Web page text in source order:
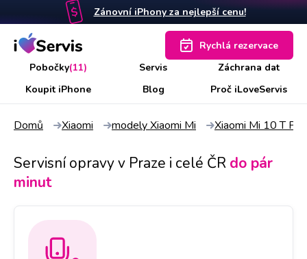
Zánovní iPhony za nejlepší cenu!
Pobočky(11) Servis
Záchrana dat
Koupit iPhone
Blog Proč iLoveServis
Rychlá rezervace
Domů Xiaomi modely Xiaomi Mi Xiaomi Mi 10 T Pro
Servisní opravy v Praze i celé ČR do pár
minut